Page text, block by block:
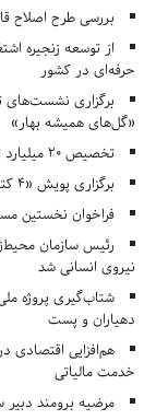
بررسی طرح اصلاح
از توسعه زنجیره
حرفه‌ای در کشور
برگزاری نشست‌های
«گل‌های همیشه بهار»
تخصیص ۲۰ میلیارد تومان برای درمان بیماران هموفیلی
برگزاری پویش «۴ کتاب، ۴ فصل» در مراکز کانون البرز
فراخوان نخستین
رئیس سازمان
نیروی انسانی شد
شتاب‌گیری پروژه
دهیاران و پست
هم‌افزایی اقتصادی
خدمت مالیاتی
مرضیه برومند